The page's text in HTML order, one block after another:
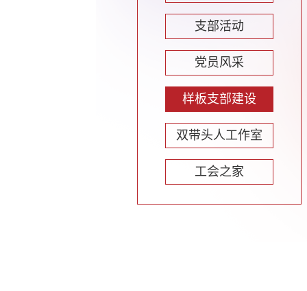
支部活动
党员风采
样板支部建设
双带头人工作室
工会之家